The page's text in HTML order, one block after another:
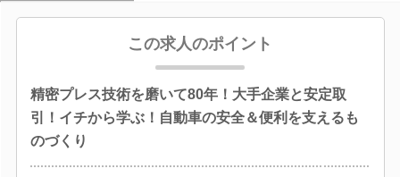
この求人のポイント
精密プレス技術を磨いて80年！大手企業と安定取
引！イチから学ぶ！自動車の安全＆便利を支えるも
のづくり